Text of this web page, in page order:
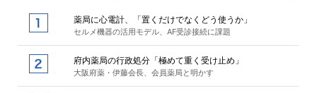
薬局に心電計、「置くだけでなくどう使うか」
セルメ機器の活用モデル、AF受診接続に課題
府内薬局の行政処分「極めて重く受け止め」
大阪府薬・伊藤会長、会員薬局と明かす